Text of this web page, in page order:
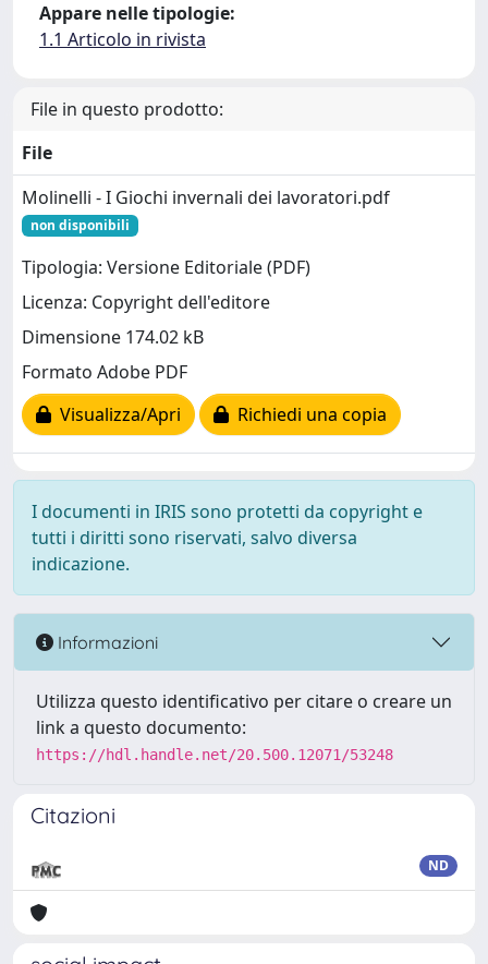
Appare nelle tipologie:
1.1 Articolo in rivista
File in questo prodotto:
File
Molinelli - I Giochi invernali dei lavoratori.pdf
non disponibili
Tipologia: Versione Editoriale (PDF)
Licenza: Copyright dell'editore
Dimensione 174.02 kB
Formato Adobe PDF
Visualizza/Apri
Richiedi una copia
I documenti in IRIS sono protetti da copyright e
tutti i diritti sono riservati, salvo diversa
indicazione.
Informazioni
Utilizza questo identificativo per citare o creare un
link a questo documento:
https://hdl.handle.net/20.500.12071/53248
Citazioni
ND